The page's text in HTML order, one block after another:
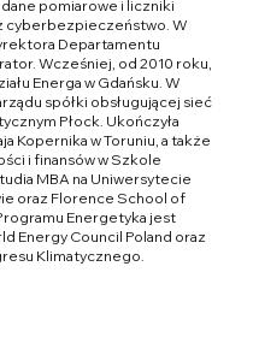
pomiarowe i liczniki
cyberbezpieczeństwo. W
Departamentu
Wcześniej, od 2010 roku,
Energa w Gdańsku. W
spółki obsługującej sieć
Płock. Ukończyła
Kopernika w Toruniu, a także
i finansów w Szkole
MBA na Uniwersytecie
oraz Florence School of
Energetyka jest
Energy Council Poland oraz
Klimatycznego.